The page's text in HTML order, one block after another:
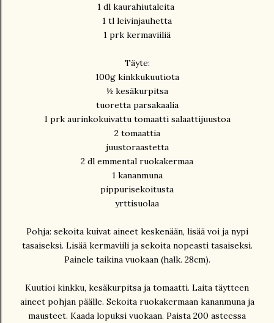
1 dl kaurahiutaleita
1 tl leivinjauhetta
1 prk kermaviiliä
Täyte:
100g kinkkukuutiota
½ kesäkurpitsa
tuoretta parsakaalia
1 prk aurinkokuivattu tomaatti salaattijuustoa
2 tomaattia
juustoraastetta
2 dl emmental ruokakermaa
1 kananmuna
pippurisekoitusta
yrttisuolaa
Pohja: sekoita kuivat aineet keskenään, lisää voi ja nypi
tasaiseksi. Lisää kermaviili ja sekoita nopeasti tasaiseksi.
Painele taikina vuokaan (halk. 28cm).
Kuutioi kinkku, kesäkurpitsa ja tomaatti. Laita täytteen
aineet pohjan päälle. Sekoita ruokakermaan kananmuna ja
mausteet. Kaada lopuksi vuokaan. Paista 200 asteessa